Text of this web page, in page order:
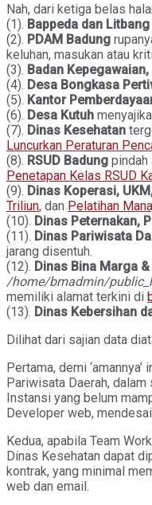
Nah, dari ketiga belas
(1). Bappeda dan Litbang
(2). PDAM Badung
keluhan, masukan atau
(3). Badan
(4). Desa Bongkasa
(5). Kantor
(6). Desa Kutuh
(7). Dinas Kesehatan
Luncurkan Peraturan
(8). RSUD Badung pindah
Penetapan Kelas RSUD
(9). Dinas Koperasi,
Triliun, dan Pelatihan
(10). Dinas Peternakan,
(11). Dinas Pariwisata
jarang disentuh.
(12). Dinas Bina Marga
/home/bmadmin/
memiliki alamat terkini di
(13). Dinas Kebersihan
Dilihat dari sajian data
Pertama, demi
Pariwisata Daerah,
Instansi yang belum
Developer web,
Kedua, apabila Team
Dinas Kesehatan dapat
kontrak, yang minimal
web dan email.